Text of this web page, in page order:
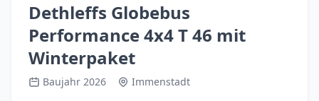
Dethleffs Globebus
Performance 4x4 T 46 mit
Winterpaket
Baujahr 2026 Immenstadt